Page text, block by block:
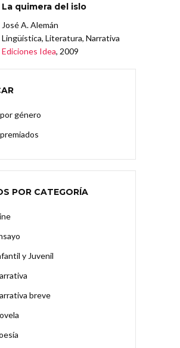
La quimera del islo
José A. Alemán
Lingüística, Literatura, Narrativa
Ediciones Idea, 2009
género
POR CATEGORÍA
y Juvenil
breve